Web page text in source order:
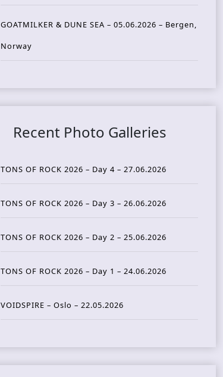
GOATMILKER & DUNE SEA – 05.06.2026 – Bergen,
Norway
Recent Photo Galleries
TONS OF ROCK 2026 – Day 4 – 27.06.2026
TONS OF ROCK 2026 – Day 3 – 26.06.2026
TONS OF ROCK 2026 – Day 2 – 25.06.2026
TONS OF ROCK 2026 – Day 1 – 24.06.2026
VOIDSPIRE – Oslo – 22.05.2026